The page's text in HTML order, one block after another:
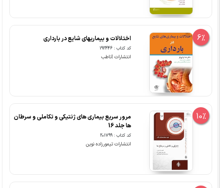
6% اختلالات و بیماریهای شایع در بارداری
کد کتاب : 192446
انتشارات آناطب
10%
مرور سریع بیماری های ژنتیکی و تکاملی و سرطان
ها جلد 16
کد کتاب : 201799
انتشارات تیمورزاده نوین